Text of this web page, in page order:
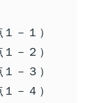
－１）
－２）
－３）
－４）